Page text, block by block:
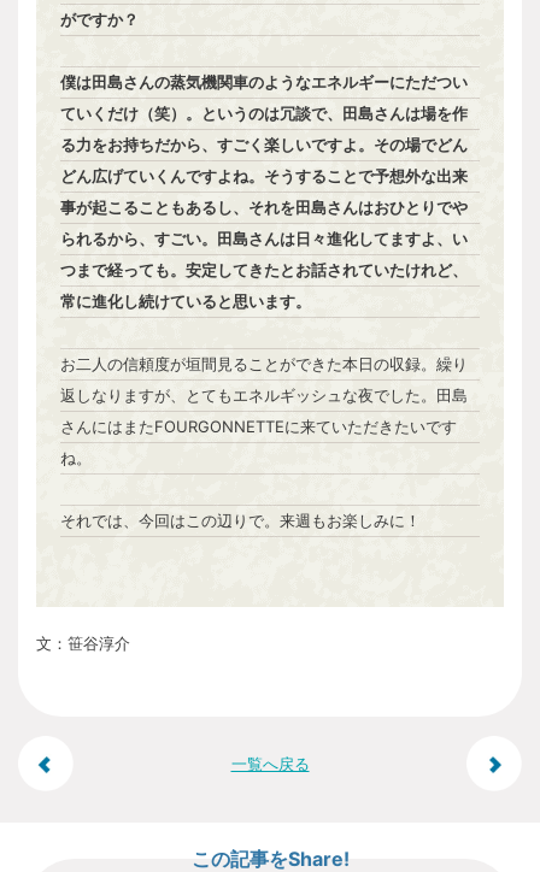
がですか？
僕は田島さんの蒸気機関車のようなエネルギーにただつい
ていくだけ（笑）。というのは冗談で、田島さんは場を作
る力をお持ちだから、すごく楽しいですよ。その場でどん
どん広げていくんですよね。そうすることで予想外な出来
事が起こることもあるし、それを田島さんはおひとりでや
られるから、すごい。田島さんは日々進化してますよ、い
つまで経っても。安定してきたとお話されていたけれど、
常に進化し続けていると思います。
お二人の信頼度が垣間見ることができた本日の収録。繰り
返しなりますが、とてもエネルギッシュな夜でした。田島
さんにはまたFOURGONNETTEに来ていただきたいです
ね。
それでは、今回はこの辺りで。来週もお楽しみに！
文：笹谷淳介
投
一覧へ戻る
この記事をShare!